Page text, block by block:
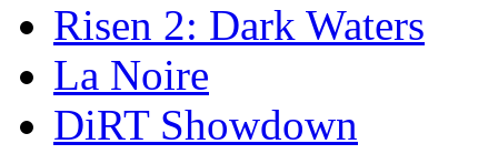
Risen 2: Dark Waters
La Noire
DiRT Showdown